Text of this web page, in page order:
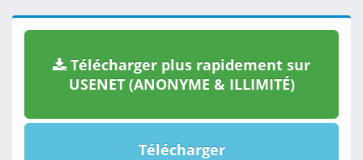
Télécharger plus rapidement sur
USENET (ANONYME & ILLIMITÉ)
Télécharger